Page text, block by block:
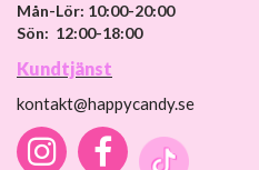
Mån-Lör: 10:00-20:00
Sön: 12:00-18:00
Kundtjänst
kontakt@happycandy.se